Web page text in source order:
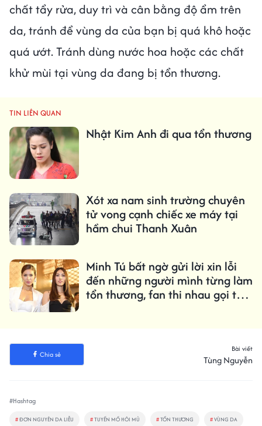
chất tẩy rửa, duy trì và cân bằng độ ẩm trên
da, tránh để vùng da của bạn bị quá khô hoặc
quá ướt. Tránh dùng nước hoa hoặc các chất
khử mùi tại vùng da đang bị tổn thương.
TIN LIÊN QUAN
Nhật Kim Anh đi qua tổn thương
Xót xa nam sinh trường chuyên
tử vong cạnh chiếc xe máy tại
hầm chui Thanh Xuân
Minh Tú bất ngờ gửi lời xin lỗi
đến những người mình từng làm
tổn thương, fan thi nhau gọi tên
Chia sẻ
Bài viết
Tùng Nguyễn
#Hashtag
#ĐƠN NGUYÊN DA LIỄU #TUYẾN MỒ HÔI MỦ #TỔN THƯƠNG #VÙNG DA